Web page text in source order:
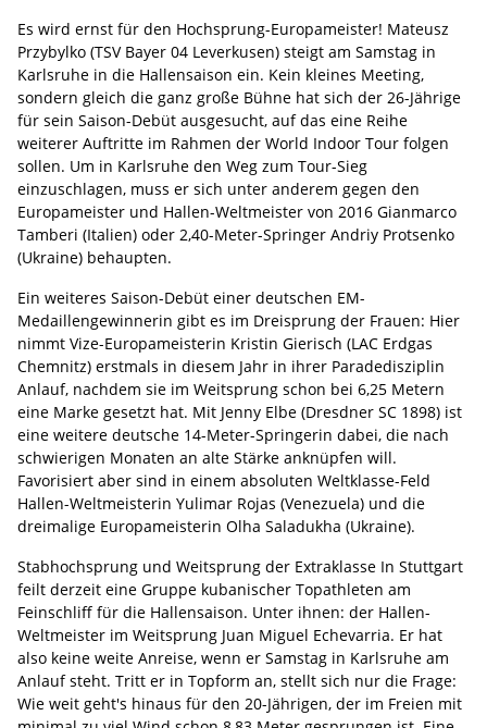
Es wird ernst für den Hochsprung-Europameister! Mateusz
Przybylko (TSV Bayer 04 Leverkusen) steigt am Samstag in
Karlsruhe in die Hallensaison ein. Kein kleines Meeting,
sondern gleich die ganz große Bühne hat sich der 26-Jährige
für sein Saison-Debüt ausgesucht, auf das eine Reihe
weiterer Auftritte im Rahmen der World Indoor Tour folgen
sollen. Um in Karlsruhe den Weg zum Tour-Sieg
einzuschlagen, muss er sich unter anderem gegen den
Europameister und Hallen-Weltmeister von 2016 Gianmarco
Tamberi (Italien) oder 2,40-Meter-Springer Andriy Protsenko
(Ukraine) behaupten.
Ein weiteres Saison-Debüt einer deutschen EM-
Medaillengewinnerin gibt es im Dreisprung der Frauen: Hier
nimmt Vize-Europameisterin Kristin Gierisch (LAC Erdgas
Chemnitz) erstmals in diesem Jahr in ihrer Paradedisziplin
Anlauf, nachdem sie im Weitsprung schon bei 6,25 Metern
eine Marke gesetzt hat. Mit Jenny Elbe (Dresdner SC 1898) ist
eine weitere deutsche 14-Meter-Springerin dabei, die nach
schwierigen Monaten an alte Stärke anknüpfen will.
Favorisiert aber sind in einem absoluten Weltklasse-Feld
Hallen-Weltmeisterin Yulimar Rojas (Venezuela) und die
dreimalige Europameisterin Olha Saladukha (Ukraine).
Stabhochsprung und Weitsprung der Extraklasse In Stuttgart
feilt derzeit eine Gruppe kubanischer Topathleten am
Feinschliff für die Hallensaison. Unter ihnen: der Hallen-
Weltmeister im Weitsprung Juan Miguel Echevarria. Er hat
also keine weite Anreise, wenn er Samstag in Karlsruhe am
Anlauf steht. Tritt er in Topform an, stellt sich nur die Frage:
Wie weit geht's hinaus für den 20-Jährigen, der im Freien mit